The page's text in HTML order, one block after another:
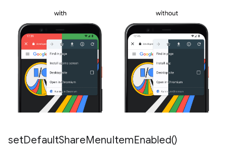
setDefaultShareMenuItemEnabled()